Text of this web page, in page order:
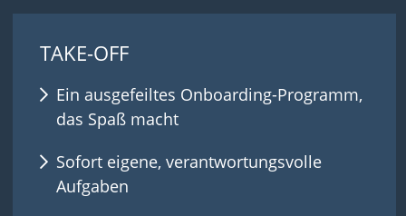
TAKE-OFF
Ein ausgefeiltes Onboarding-Programm,
das Spaß macht
Sofort eigene, verantwortungsvolle
Aufgaben